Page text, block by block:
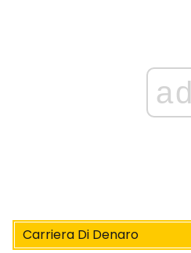
ad
Carriera Di Denaro